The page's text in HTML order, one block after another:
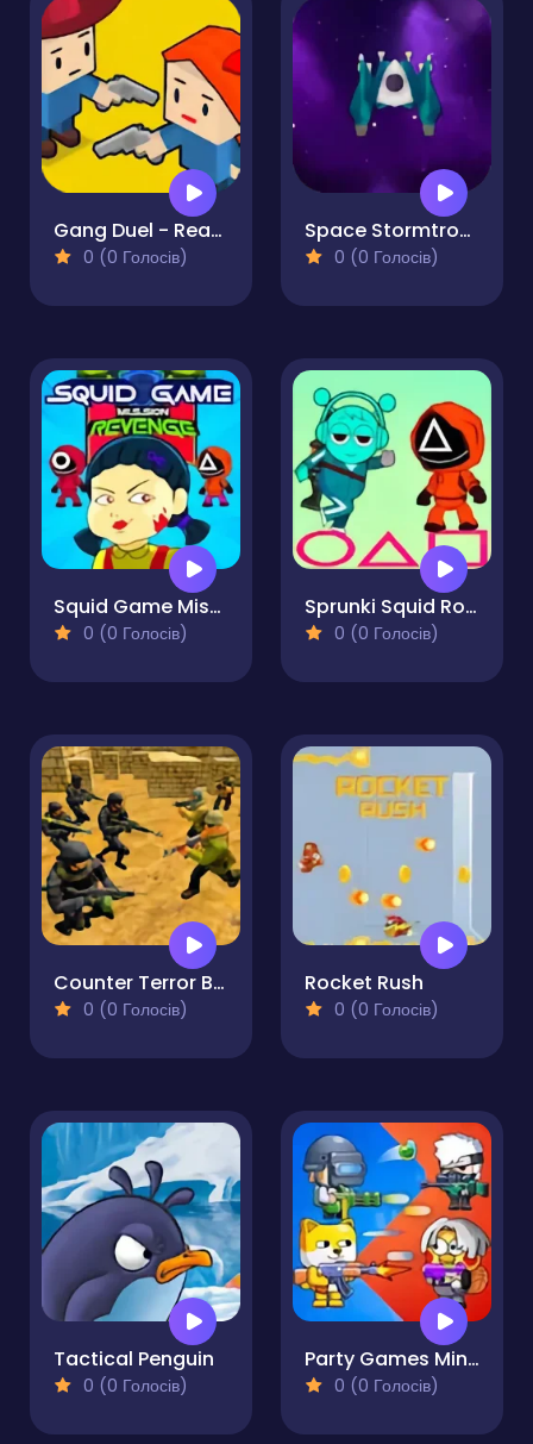
Gang Duel - Ready Steady Bang!
0 (0 Голосів)
Space Stormtrooper
0 (0 Голосів)
Squid Game Mission Revenge
0 (0 Голосів)
Sprunki Squid Rocket Launcher
0 (0 Голосів)
Counter Terror Battle Simulator
0 (0 Голосів)
Rocket Rush
0 (0 Голосів)
Tactical Penguin
0 (0 Голосів)
Party Games Mini Shooter Battle
0 (0 Голосів)